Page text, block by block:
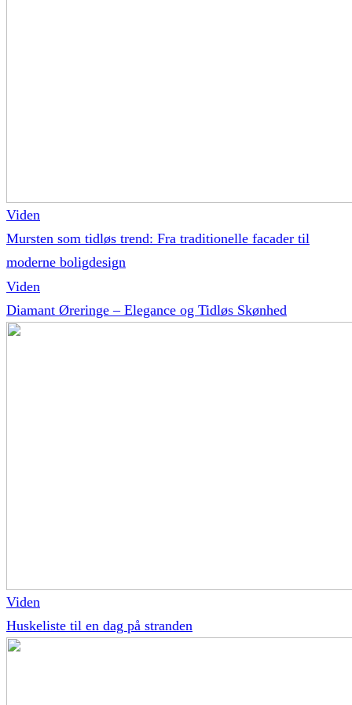
Viden
Mursten som tidløs trend: Fra traditionelle facader til
moderne boligdesign
Viden
Diamant Øreringe – Elegance og Tidløs Skønhed
Viden
Huskeliste til en dag på stranden